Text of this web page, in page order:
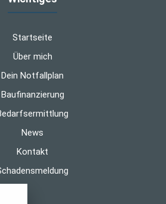
Startseite
Über mich
Dein Notfallplan
Baufinanzierung
News
Kontakt